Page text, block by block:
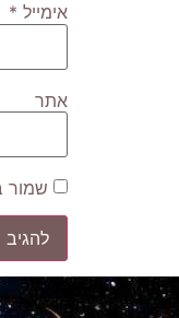
אימייל *
אתר
שמור